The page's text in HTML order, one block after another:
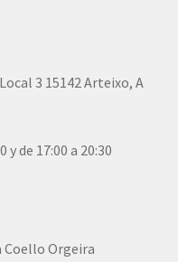
3 15142 Arteixo, A
y de 17:00 a 20:30
Orgeira